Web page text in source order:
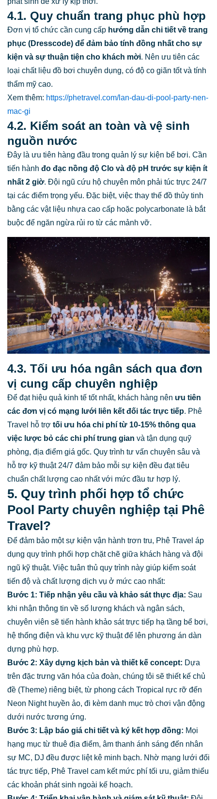
4.1. Quy chuẩn trang phục phù hợp
Đơn vị tổ chức cần cung cấp hướng dẫn chi tiết về trang
phục (Dresscode) để đảm bảo tính đồng nhất cho sự
kiện và sự thuận tiện cho khách mời. Nên ưu tiên các
loại chất liệu đồ bơi chuyên dụng, có độ co giãn tốt và tính
thẩm mỹ cao.
Xem thêm: https://phetravel.com/lan-dau-di-pool-party-nen-
mac-gi
4.2. Kiểm soát an toàn và vệ sinh
nguồn nước
Đây là ưu tiên hàng đầu trong quản lý sự kiện bể bơi. Cần
tiến hành đo đạc nồng độ Clo và độ pH trước sự kiện ít
nhất 2 giờ. Đội ngũ cứu hộ chuyên môn phải túc trực 24/7
tại các điểm trọng yếu. Đặc biệt, việc thay thế đồ thủy tinh
bằng các vật liệu nhựa cao cấp hoặc polycarbonate là bắt
buộc để ngăn ngừa rủi ro từ các mảnh vỡ.
4.3. Tối ưu hóa ngân sách qua đơn
vị cung cấp chuyên nghiệp
Để đạt hiệu quả kinh tế tốt nhất, khách hàng nên ưu tiên
các đơn vị có mạng lưới liên kết đối tác trực tiếp. Phê
Travel hỗ trợ tối ưu hóa chi phí từ 10-15% thông qua
việc lược bỏ các chi phí trung gian và tận dụng quỹ
phòng, địa điểm giá gốc. Quy trình tư vấn chuyên sâu và
hỗ trợ kỹ thuật 24/7 đảm bảo mỗi sự kiện đều đạt tiêu
chuẩn chất lượng cao nhất với mức đầu tư hợp lý.
5. Quy trình phối hợp tổ chức
Pool Party chuyên nghiệp tại Phê
Travel?
Để đảm bảo một sự kiện vận hành trơn tru, Phê Travel áp
dụng quy trình phối hợp chặt chẽ giữa khách hàng và đội
ngũ kỹ thuật. Việc tuân thủ quy trình này giúp kiểm soát
tiến độ và chất lượng dịch vụ ở mức cao nhất:
Bước 1: Tiếp nhận yêu cầu và khảo sát thực địa: Sau
khi nhận thông tin về số lượng khách và ngân sách,
chuyên viên sẽ tiến hành khảo sát trực tiếp hạ tầng bể bơi,
hệ thống điện và khu vực kỹ thuật để lên phương án dàn
dựng phù hợp.
Bước 2: Xây dựng kịch bản và thiết kế concept: Dựa
trên đặc trưng văn hóa của đoàn, chúng tôi sẽ thiết kế chủ
đề (Theme) riêng biệt, từ phong cách Tropical rực rỡ đến
Neon Night huyền ảo, đi kèm danh mục trò chơi vận động
dưới nước tương ứng.
Bước 3: Lập báo giá chi tiết và ký kết hợp đồng: Mọi
hạng mục từ thuê địa điểm, âm thanh ánh sáng đến nhân
sự MC, DJ đều được liệt kê minh bạch. Nhờ mạng lưới đối
tác trực tiếp, Phê Travel cam kết mức phí tối ưu, giảm thiểu
các khoản phát sinh ngoài kế hoạch.